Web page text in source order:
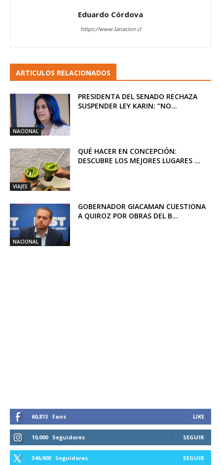
Eduardo Córdova
https://www.lanacion.cl
ARTICULOS RELACIONADOS
NACIONAL
PRESIDENTA DEL SENADO RECHAZA
SUSPENDER LEY KARIN: “NO...
VIAJES
QUÉ HACER EN CONCEPCIÓN:
DESCUBRE LOS MEJORES LUGARES ...
NACIONAL
GOBERNADOR GIACAMAN CUESTIONA
A QUIROZ POR OBRAS DEL B...
60,813 Fans LIKE
10,000 Seguidores SEGUIR
346,900 Seguidores SEGUIR